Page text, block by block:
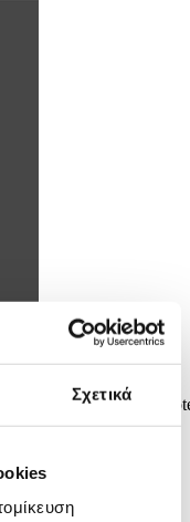
Σχετικά
the site of fire in a
to authorities, at least
area of New Delhi.